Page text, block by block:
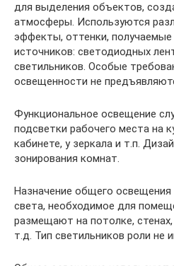
для выделения объектов,
атмосферы. Используются
эффекты, оттенки,
источников: светодиодных
светильников. Особые
освещенности не
Функциональное освещение
подсветки рабочего места на
кабинете, у зеркала и т.п.
зонирования комнат.
Назначение общего
света, необходимое для
размещают на потолке,
т.д. Тип светильников роли не